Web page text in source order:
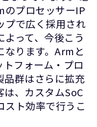
のプロセッサーIP
プで広く採用され
って、今後こう
なります。Armと
フォーム・プロ
品群はさらに拡充
は、カスタムSoC
スト効率で行うこ